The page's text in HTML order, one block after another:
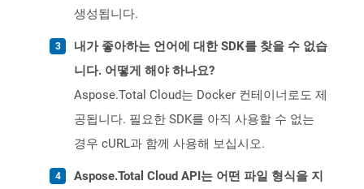
생성됩니다.
내가 좋아하는 언어에 대한 SDK를 찾을 수 없습
니다. 어떻게 해야 하나요?
Aspose.Total Cloud는 Docker 컨테이너로도 제
공됩니다. 필요한 SDK를 아직 사용할 수 없는
경우 cURL과 함께 사용해 보십시오.
Aspose.Total Cloud API는 어떤 파일 형식을 지